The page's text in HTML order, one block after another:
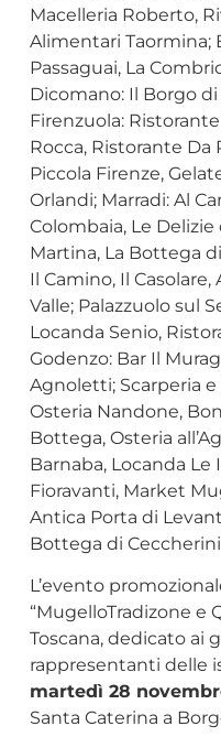
Macelleria Roberto,
Alimentari Taormina;
Passaguai, La
Dicomano: Il Borgo
Firenzuola:
Rocca, Ristorante Da
Piccola Firenze,
Orlandi; Marradi: Al
Colombaia, Le Delizie
Martina, La Bottega
Il Camino, Il
Valle; Palazzuolo sul
Locanda Senio,
Godenzo: Bar Il
Agnoletti; Scarperia e
Osteria Nandone,
Bottega, Osteria
Barnaba, Locanda Le
Fioravanti, Market
Antica Porta di
Bottega di Ceccherini
L’evento
“MugelloTradizone e
Toscana, dedicato ai
rappresentanti delle
martedì 28
Santa Caterina a